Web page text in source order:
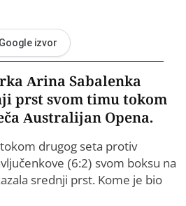
izvor
Arina Sabalenka
prst svom timu tokom
Australijan Opena.
drugog seta protiv
(6:2) svom boksu na
srednji prst. Kome je bio